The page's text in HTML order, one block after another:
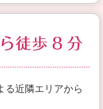
る近隣エリアから